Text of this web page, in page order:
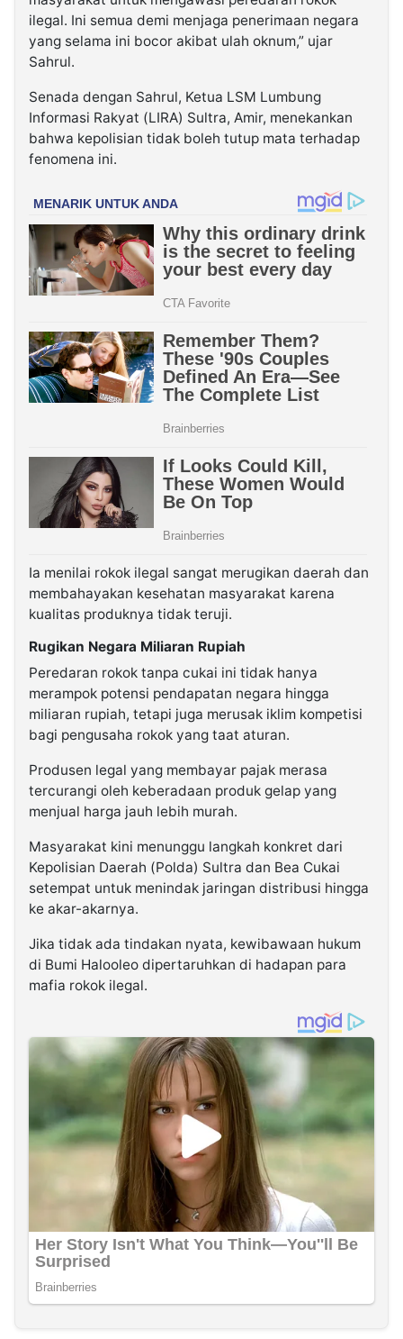
ilegal. Ini semua demi menjaga penerimaan negara
yang selama ini bocor akibat ulah oknum,” ujar
Sahrul.
Senada dengan Sahrul, Ketua LSM Lumbung
Informasi Rakyat (LIRA) Sultra, Amir, menekankan
bahwa kepolisian tidak boleh tutup mata terhadap
fenomena ini.
Ia menilai rokok ilegal sangat merugikan daerah dan
membahayakan kesehatan masyarakat karena
kualitas produknya tidak teruji.
Rugikan Negara Miliaran Rupiah
Peredaran rokok tanpa cukai ini tidak hanya
merampok potensi pendapatan negara hingga
miliaran rupiah, tetapi juga merusak iklim kompetisi
bagi pengusaha rokok yang taat aturan.
Produsen legal yang membayar pajak merasa
tercurangi oleh keberadaan produk gelap yang
menjual harga jauh lebih murah.
Masyarakat kini menunggu langkah konkret dari
Kepolisian Daerah (Polda) Sultra dan Bea Cukai
setempat untuk menindak jaringan distribusi hingga
ke akar-akarnya.
Jika tidak ada tindakan nyata, kewibawaan hukum
di Bumi Halooleo dipertaruhkan di hadapan para
mafia rokok ilegal.